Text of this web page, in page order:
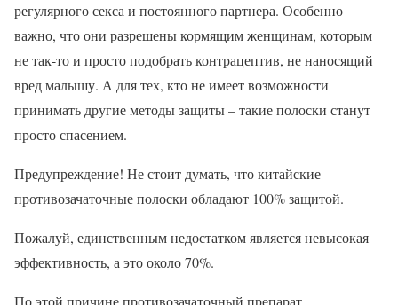
регулярного секса и постоянного партнера. Особенно
важно, что они разрешены кормящим женщинам, которым
не так-то и просто подобрать контрацептив, не наносящий
вред малышу. А для тех, кто не имеет возможности
принимать другие методы защиты – такие полоски станут
просто спасением.
Предупреждение! Не стоит думать, что китайские
противозачаточные полоски обладают 100% защитой.
Пожалуй, единственным недостатком является невысокая
эффективность, а это около 70%.